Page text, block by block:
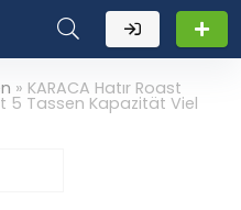
» KARACA Hatır Roast
5 Tassen Kapazität Viel